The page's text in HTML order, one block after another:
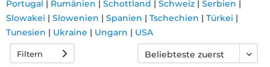
Lieferung
30 Tage
Umtauschrecht
Portugal | Rumänien | Schottland | Schweiz | Serbien |
Slowakei | Slowenien | Spanien | Tschechien | Türkei |
Tunesien | Ukraine | Ungarn | USA
Filtern